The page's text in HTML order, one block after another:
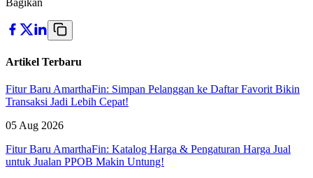
Bagikan
Artikel Terbaru
Fitur Baru AmarthaFin: Simpan Pelanggan ke Daftar Favorit Bikin
Transaksi Jadi Lebih Cepat!
05 Aug 2026
Fitur Baru AmarthaFin: Katalog Harga & Pengaturan Harga Jual
untuk Jualan PPOB Makin Untung!